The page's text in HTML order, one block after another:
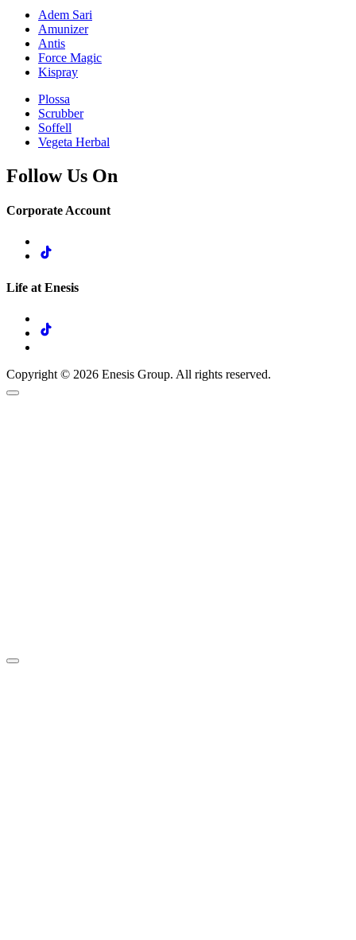
Adem Sari
Amunizer
Antis
Force Magic
Kispray
Plossa
Scrubber
Soffell
Vegeta Herbal
Follow Us On
Corporate Account
Life at Enesis
Copyright © 2026 Enesis Group. All rights reserved.